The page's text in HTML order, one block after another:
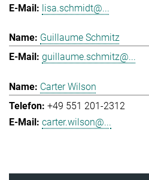
lisa.schmidt@...
Guillaume Schmitz
guillaume.schmitz@...
Carter Wilson
+49 551 201-2312
carter.wilson@...